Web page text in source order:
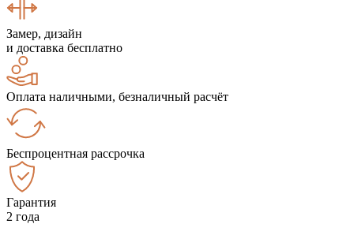
Замер, дизайн
и доставка бесплатно
Оплата наличными, безналичный расчёт
Беспроцентная рассрочка
Гарантия
2 года